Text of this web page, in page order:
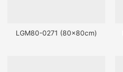
LGM80-0271 (80x80cm)